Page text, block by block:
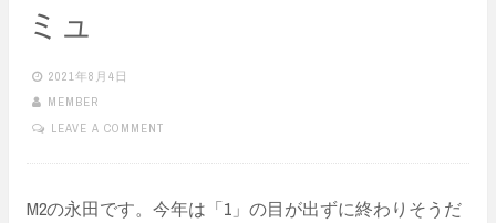
ミュ
2021年8月4日
MEMBER
LEAVE A COMMENT
M2の永田です。今年は「1」の目が出ずに終わりそうだ